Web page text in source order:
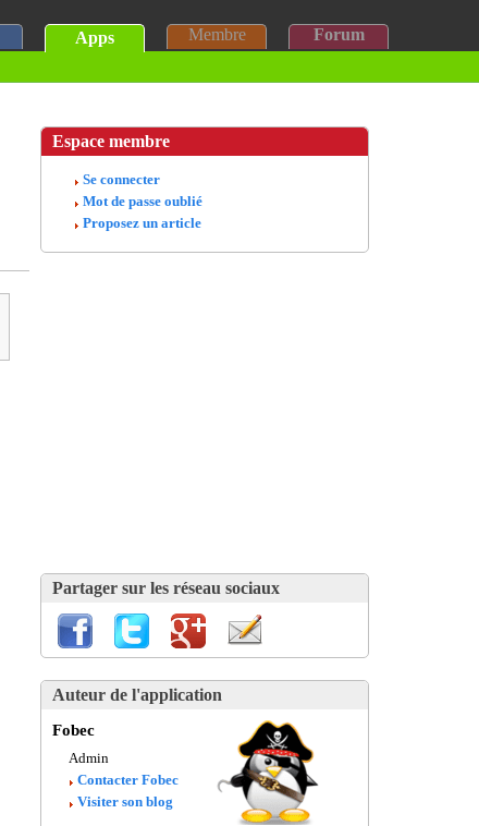
Apps Membre Forum
Espace membre
Se connecter
Mot de passe oublié
Proposez un article
Partager sur les réseau sociaux
Auteur de l'application
Fobec
Admin
Contacter Fobec
Visiter son blog